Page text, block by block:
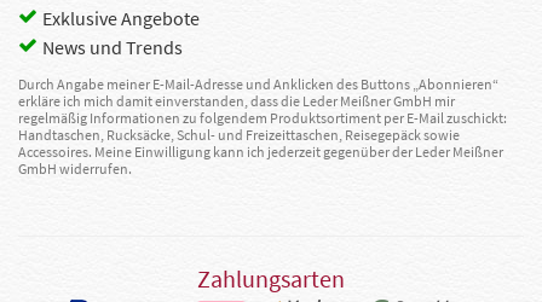
Exklusive Angebote
News und Trends
Durch Angabe meiner E-Mail-Adresse und Anklicken des Buttons „Abonnieren“
erkläre ich mich damit einverstanden, dass die Leder Meißner GmbH mir
regelmäßig Informationen zu folgendem Produktsortiment per E-Mail zuschickt:
Handtaschen, Rucksäcke, Schul- und Freizeittaschen, Reisegepäck sowie
Accessoires. Meine Einwilligung kann ich jederzeit gegenüber der Leder Meißner
GmbH widerrufen.
Zahlungsarten